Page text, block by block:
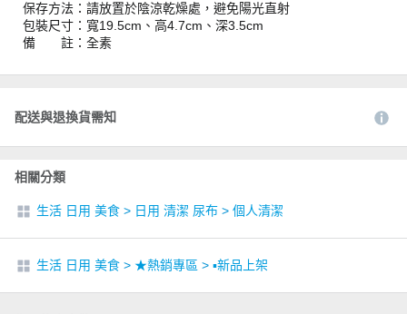
保存方法：請放置於陰涼乾燥處，避免陽光直射
包裝尺寸：寬19.5cm、高4.7cm、深3.5cm
備 註：全素
配送與退換貨需知
相關分類
生活 日用 美食 > 日用 清潔 尿布 > 個人清潔
生活 日用 美食 > ★熱銷專區 > ▪︎新品上架